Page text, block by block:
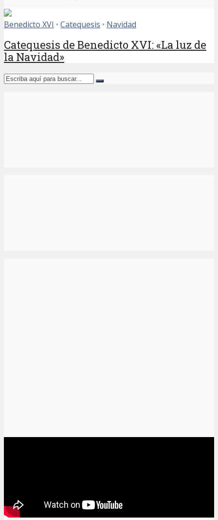
Benedicto XVI • Catequesis • Navidad
Catequesis de Benedicto XVI: «La luz de
la Navidad»